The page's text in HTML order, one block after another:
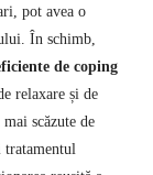
pot avea o
În schimb,
de coping
relaxare și de
scăzute de
tratamentul